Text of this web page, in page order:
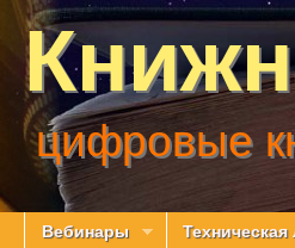
цифровые
Вебинары Техническая